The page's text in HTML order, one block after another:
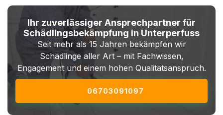
Ihr zuverlässiger Ansprechpartner für
Schädlingsbekämpfung in Unterperfuss
Seit mehr als 15 Jahren bekämpfen wir
Schädlinge aller Art – mit Fachwissen,
Engagement und einem hohen Qualitätsanspruch.
06703091097